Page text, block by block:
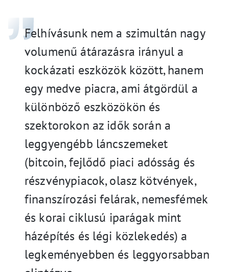
Felhívásunk nem a szimultán nagy
volumenű átárazásra irányul a
kockázati eszközök között, hanem
egy medve piacra, ami átgördül a
különböző eszközökön és
szektorokon az idők során a
leggyengébb láncszemeket
(bitcoin, fejlődő piaci adósság és
részvénypiacok, olasz kötvények,
finanszírozási felárak, nemesfémek
és korai ciklusú iparágak mint
házépítés és légi közlekedés) a
legkeményebben és leggyorsabban